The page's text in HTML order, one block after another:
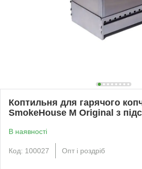
Коптильня для гарячого
SmokeHouse M Original з
В наявності
Код: 100027 Опт і роздріб